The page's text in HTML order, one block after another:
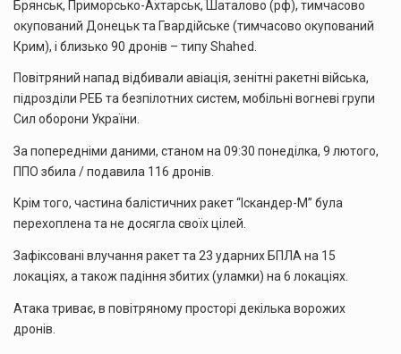
Брянськ, Приморсько-Ахтарськ, Шаталово (рф), тимчасово
окупований Донецьк та Гвардійське (тимчасово окупований
Крим), і близько 90 дронів – типу Shahed.
Повітряний напад відбивали авіація, зенітні ракетні війська,
підрозділи РЕБ та безпілотних систем, мобільні вогневі групи
Сил оборони України.
За попередніми даними, станом на 09:30 понеділка, 9 лютого,
ППО збила / подавила 116 дронів.
Крім того, частина балістичних ракет “Іскандер-М” була
перехоплена та не досягла своїх цілей.
Зафіксовані влучання ракет та 23 ударних БПЛА на 15
локаціях, а також падіння збитих (уламки) на 6 локаціях.
Атака триває, в повітряному просторі декілька ворожих
дронів.